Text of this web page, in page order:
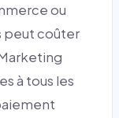
ou
peut coûter
à tous les